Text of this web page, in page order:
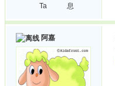
Ta
息
阿嘉